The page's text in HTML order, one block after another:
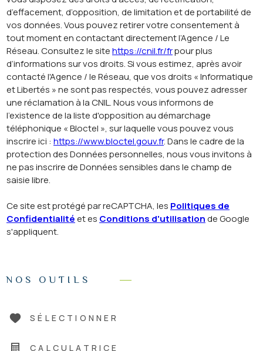
d’effacement, d’opposition, de limitation et de portabilité de
vos données. Vous pouvez retirer votre consentement à
tout moment en contactant directement l’Agence / Le
Réseau. Consultez le sitehttps://cnil.fr/frpour plus
d’informations sur vos droits. Si vous estimez, après avoir
contacté l'Agence / le Réseau, que vos droits « Informatique
et Libertés » ne sont pas respectés, vous pouvez adresser
une réclamation à la CNIL. Nous vous informons de
l’existence de la liste d'opposition au démarchage
téléphonique « Bloctel », sur laquelle vous pouvez vous
inscrire ici : https://www.bloctel.gouv.fr. Dans le cadre de la
protection des Données personnelles, nous vous invitons à
ne pas inscrire de Données sensibles dans le champ de
saisie libre.
Ce site est protégé par reCAPTCHA, les Politiques de
Confidentialitéet es Conditions d'utilisationde Google
s'appliquent.
NOS OUTILS
SÉLECTIONNER
CALCULATRICE